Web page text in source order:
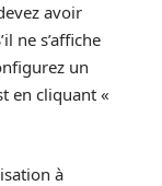
avoir
ne s’affiche
un
en cliquant «
à